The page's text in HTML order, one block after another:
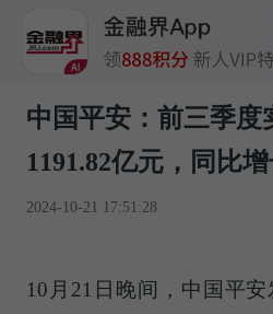
中国平安：前三季度
1191.82亿元，同比
2024-10-21 17:51:28
10月21日晚间，中国平